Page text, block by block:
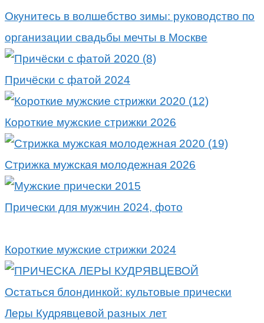
Окунитесь в волшебство зимы: руководство по
организации свадьбы мечты в Москве
Причёски с фатой 2024
Короткие мужские стрижки 2026
Стрижка мужская молодежная 2026
Прически для мужчин 2024, фото
Короткие мужские стрижки 2024
Остаться блондинкой: культовые прически
Леры Кудрявцевой разных лет